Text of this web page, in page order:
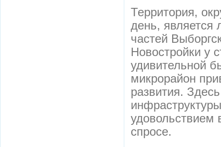
Территория,
день, является
частей
Новостройки у
удивительной
микрорайон
развития.
удовольствием
спросе.